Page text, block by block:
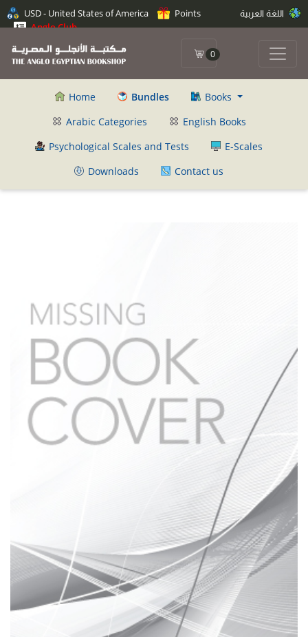
USD - United States of America
Points
Anglo Club
0
Home Bundles
Books
Arabic Categories
English Books
Psychological Scales and Tests
E-Scales
Downloads
Contact us